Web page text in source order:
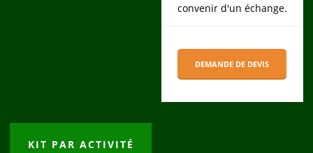
convenir d'un échange.
DEMANDE DE DEVIS
KIT PAR ACTIVITÉ